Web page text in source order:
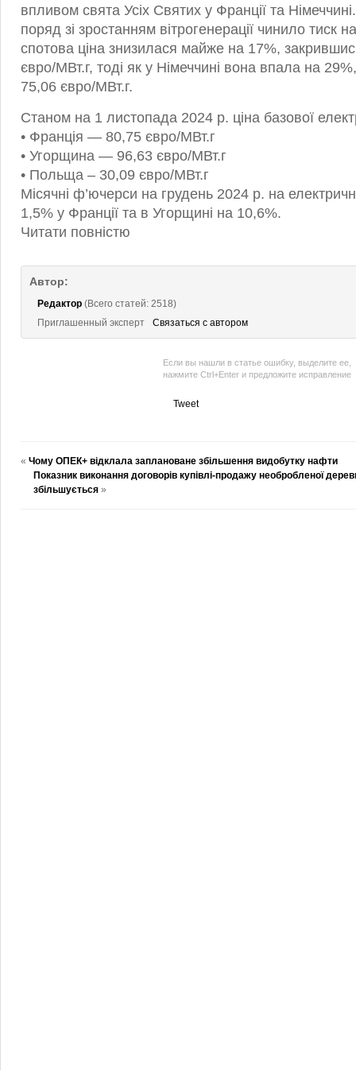
впливом свята Усіх Святих у Франції та
поряд зі зростанням вітрогенерації чинило тиск
спотова ціна знизилася майже на 17%,
євро/МВт.г, тоді як у Німеччині вона впала на
75,06 євро/МВт.г.
Станом на 1 листопада 2024 р. ціна базової
• Франція — 80,75 євро/МВт.г
• Угорщина — 96,63 євро/МВт.г
• Польща – 30,09 євро/МВт.г
Місячні ф’ючерси на грудень 2024 р. на
1,5% у Франції та в Угорщині на 10,6%.
Читати повністю
Автор:
Редактор (Всего статей: 2518)
Приглашенный эксперт
Связаться с автором
Если вы нашли в статье ошибку, выделите ее,
нажмите Ctrl+Enter и предложите исправление
Tweet
« Чому ОПЕК+ відклала заплановане збільшення видобутку нафти
Показник виконання договорів купівлі-продажу необробленої
збільшується »